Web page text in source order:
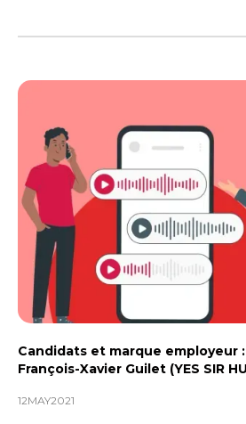
Candidats et marque employeur
François-Xavier Guilet (YES SIR
12MAY2021